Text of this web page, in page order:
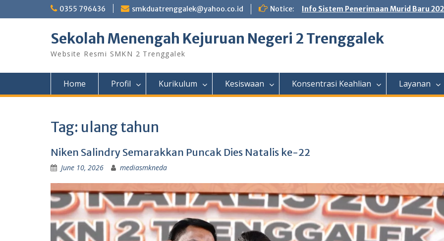
0355 796436 smkduatrenggalek@yahoo.co.id Notice: Info Sistem Penerimaan Murid Baru
Sekolah Menengah Kejuruan Negeri 2 Trenggalek
Website Resmi SMKN 2 Trenggalek
Home Profil Kurikulum Kesiswaan Konsentrasi Keahlian Layanan
Tag: ulang tahun
Niken Salindry Semarakkan Puncak Dies Natalis ke-22
June 10, 2026 mediasmkneda